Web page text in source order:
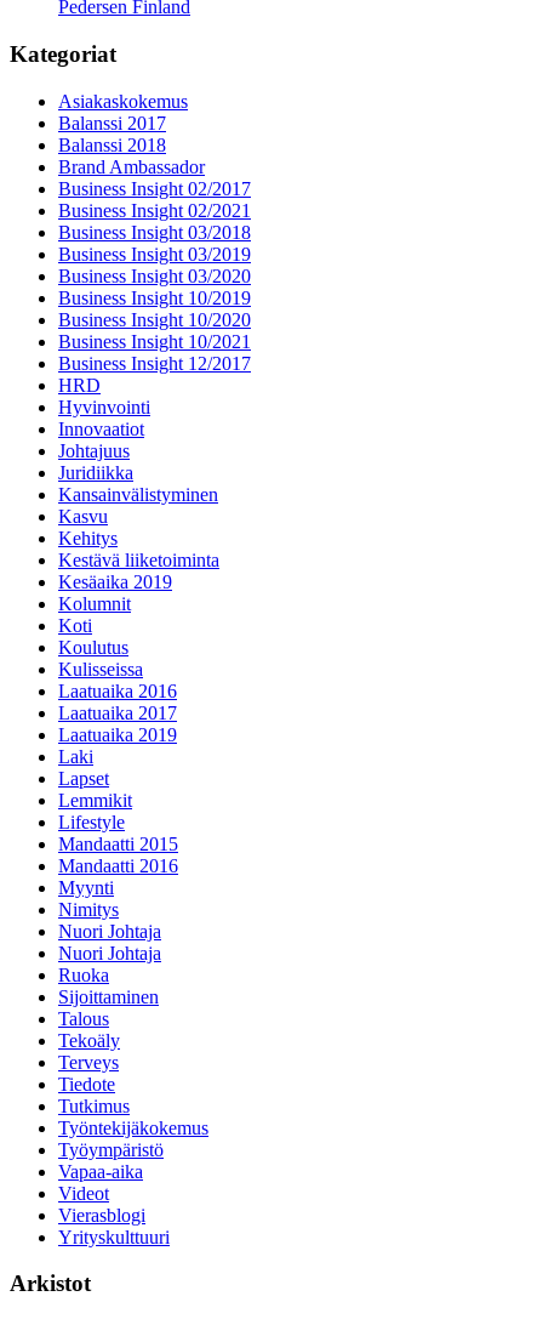
Pedersen Finland
Kategoriat
Asiakaskokemus
Balanssi 2017
Balanssi 2018
Brand Ambassador
Business Insight 02/2017
Business Insight 02/2021
Business Insight 03/2018
Business Insight 03/2019
Business Insight 03/2020
Business Insight 10/2019
Business Insight 10/2020
Business Insight 10/2021
Business Insight 12/2017
HRD
Hyvinvointi
Innovaatiot
Johtajuus
Juridiikka
Kansainvälistyminen
Kasvu
Kehitys
Kestävä liiketoiminta
Kesäaika 2019
Kolumnit
Koti
Koulutus
Kulisseissa
Laatuaika 2016
Laatuaika 2017
Laatuaika 2019
Laki
Lapset
Lemmikit
Lifestyle
Mandaatti 2015
Mandaatti 2016
Myynti
Nimitys
Nuori Johtaja
Nuori Johtaja
Ruoka
Sijoittaminen
Talous
Tekoäly
Terveys
Tiedote
Tutkimus
Työntekijäkokemus
Työympäristö
Vapaa-aika
Videot
Vierasblogi
Yrityskulttuuri
Arkistot